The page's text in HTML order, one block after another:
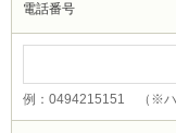
電話番号
例：0494215151 （※ハ